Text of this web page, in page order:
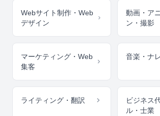
Webサイト制作・Web
デザイン
動画・ア
ン・撮影
マーケティング・Web
集客
音楽・ナ
ライティング・翻訳
ビジネス
ル・士業